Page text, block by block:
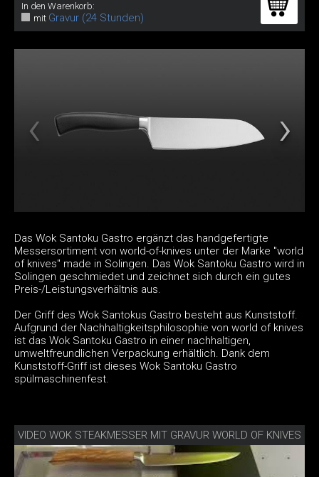
In den Warenkorb:
mit Gravur (24 Stunden)
Das Wok Santoku Gastro ergänzt das handgefertigte
Messersortiment von world-of-knives unter der Marke "world
of knives" made in Solingen. Das Wok Santoku Gastro wird in
Solingen geschmiedet und zeichnet sich durch ein gutes
Preis-/Leistungsverhältnis aus.
Der Griff des Wok Santokus Gastro besteht aus Kunststoff.
Aufgrund der Nachhaltigkeitsphilosophie von world of knives
ist das Wok Santoku Gastro in einer nachhaltigen,
umweltfreundlichen Verpackung erhältlich. Dank dem
Kunststoff-Griff ist dieses Wok Santoku Gastro
spülmaschinenfest.
VIDEO WOK STEAKMESSER MIT GRAVUR WORLD OF KNIVES